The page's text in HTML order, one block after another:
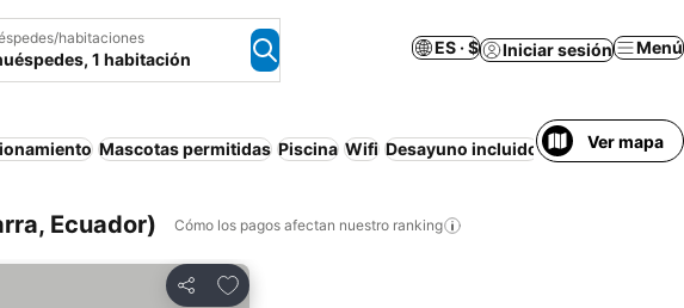
habitaciones
1 habitación
ES · $ Iniciar sesión Menú
Mascotas permitidas Piscina Wifi Desayuno incluido Ver mapa
Ecuador) Cómo los pagos afectan nuestro ranking
Compartir
Agregar a favoritos